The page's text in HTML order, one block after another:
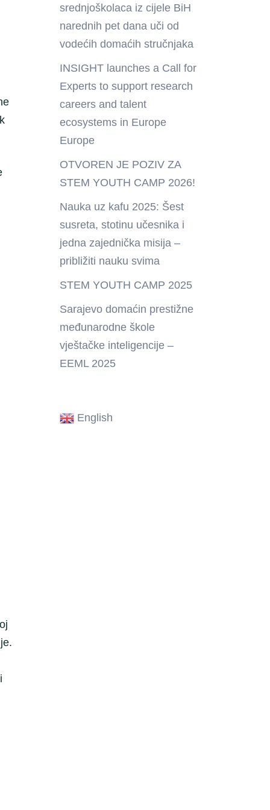
srednjoškolaca iz cijele BiH
narednih pet dana uči od
vodećih domaćih stručnjaka
INSIGHT launches a Call for
Experts to support research
careers and talent
ecosystems in Europe
Europe
OTVOREN JE POZIV ZA
STEM YOUTH CAMP 2026!
Nauka uz kafu 2025: Šest
susreta, stotinu učesnika i
jedna zajednička misija –
približiti nauku svima
STEM YOUTH CAMP 2025
Sarajevo domaćin prestižne
međunarodne škole
vještačke inteligencije –
EEML 2025
English